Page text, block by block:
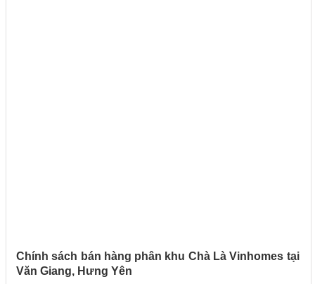
Chính sách bán hàng phân khu Chà Là Vinhomes tại
Văn Giang, Hưng Yên